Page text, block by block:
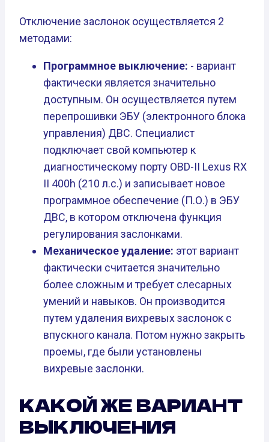
Отключение заслонок осуществляется 2
методами:
Программное выключение: - вариант
фактически является значительно
доступным. Он осуществляется путем
перепрошивки ЭБУ (электронного блока
управления) ДВС. Специалист
подключает свой компьютер к
диагностическому порту OBD-II Lexus RX
II 400h (210 л.с.) и записывает новое
программное обеспечение (П.О.) в ЭБУ
ДВС, в котором отключена функция
регулирования заслонками.
Механическое удаление: этот вариант
фактически считается значительно
более сложным и требует слесарных
умений и навыков. Он производится
путем удаления вихревых заслонок с
впускного канала. Потом нужно закрыть
проемы, где были установлены
вихревые заслонки.
КАКОЙ ЖЕ ВАРИАНТ
ВЫКЛЮЧЕНИЯ